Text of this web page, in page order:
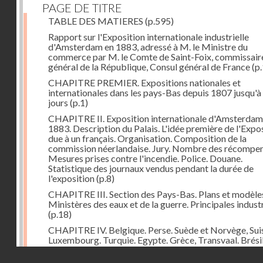
PAGE DE TITRE
TABLE DES MATIERES (p.595)
Rapport sur l'Exposition internationale industrielle
d'Amsterdam en 1883, adressé à M. le Ministre du
commerce par M. le Comte de Saint-Foix,
général de la République, Consul général de France
CHAPITRE PREMIER. Expositions nationales et
internationales dans les pays-Bas depuis 1807 jusqu'à
jours (p.1)
CHAPITRE II. Exposition internationale
1883. Description du Palais. L'idée première de
due à un français. Organisation. Composition de la
commission néerlandaise. Jury. Nombre des
Mesures prises contre l'incendie. Police. Douane.
Statistique des journaux vendus pendant la durée de
l'exposition(p.8)
CHAPITRE III. Section des Pays-Bas. Plans et
Ministères des eaux et de la guerre. Principales
(p.18)
CHAPITRE IV. Belgique. Perse. Suède et Norvège,
Luxembourg. Turquie. Egypte. Grèce, Transvaal.
Chine. Italie, Angleterre. Russie. Espagne. Autriche-